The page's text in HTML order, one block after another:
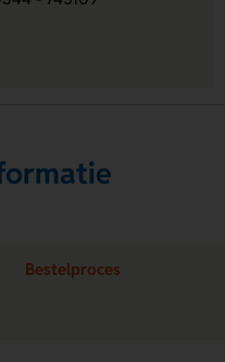
Bestelproces